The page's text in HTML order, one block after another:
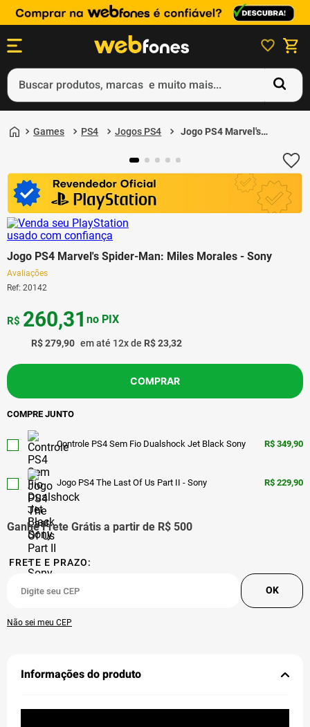
Buscar produtos, marcas e muito mais...
Games PS4 Jogos PS4
Jogo PS4 Marvel's
Jogo PS4 Marvel's Spider-Man: Miles Morales - Sony
Avaliações
Ref: 20142
R$279,90 em até 12x de R$23,32
R$ 260,31 no PIX
COMPRE JUNTO
Controle PS4 Sem Fio Dualshock Jet Black Sony R$ 349,90
Jogo PS4 The Last Of Us Part II - Sony R$ 229,90
COMPRAR
Ganhe Frete Grátis a partir de R$ 500
Não sei meu CEP
Informações do produto
3º
ps4
4º
smartphone
5º notebook